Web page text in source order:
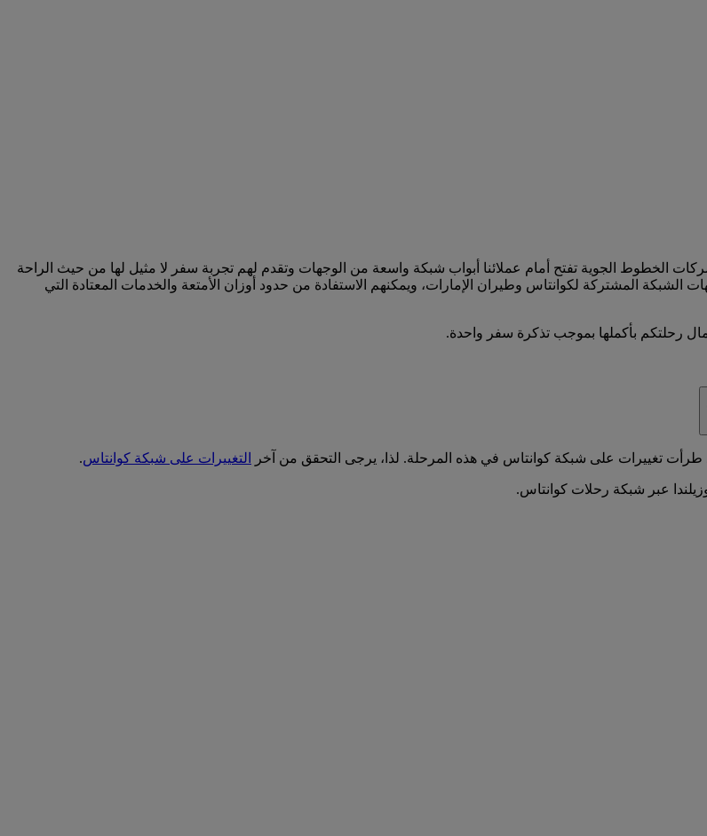
الخطوط الجوية تفتح أمام عملائنا أبواب شبكة واسعة من الوجهات وتقدم لهم تجربة سفر لا مثيل لها من حيث الراحة
المشتركة لكوانتاس وطيران الإمارات، ويمكنهم الاستفادة من حدود أوزان الأمتعة والخدمات المعتادة التي
تغييرات على شبكة كوانتاس في هذه المرحلة. لذا، يرجى التحقق من آخر التغييرات على شبكة كوانتاس.